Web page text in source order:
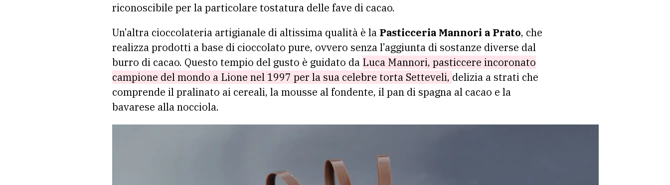
riconoscibile per la particolare tostatura delle fave di cacao.
Un’altra cioccolateria artigianale di altissima qualità è la Pasticceria Mannori a Prato, che
realizza prodotti a base di cioccolato pure, ovvero senza l’aggiunta di sostanze diverse dal
burro di cacao. Questo tempio del gusto è guidato da Luca Mannori, pasticcere incoronato
campione del mondo a Lione nel 1997 per la sua celebre torta Setteveli, delizia a strati che
comprende il pralinato ai cereali, la mousse al fondente, il pan di spagna al cacao e la
bavarese alla nocciola.